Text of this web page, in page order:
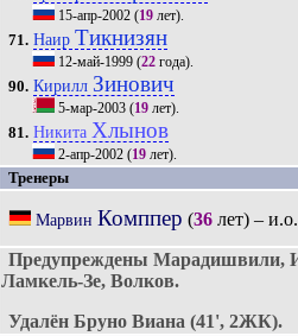
15-апр-2002 (19 лет).
71. НаирТикнизян
12-май-1999 (22 года).
90. Кирилл Зинович
5-мар-2003 (19 лет).
81. Никита Хлынов
2-апр-2002 (19 лет).
Тренеры
Марвин Комппер (36 лет) – и.о.
Предупреждены Марадишвили,
Ламкель-Зе, Волков.
Удалён Бруно Виана (41', 2ЖК).